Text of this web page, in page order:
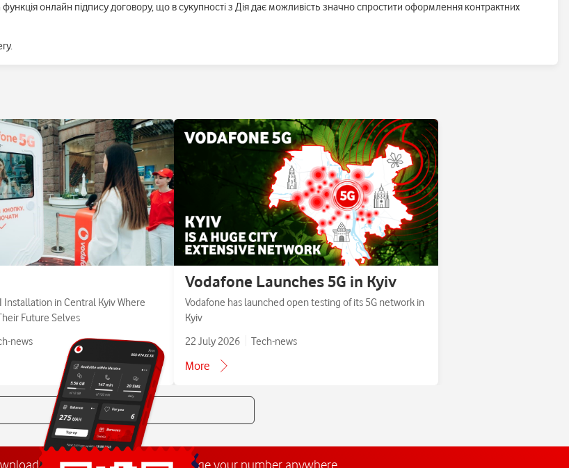
онлайн підпису договору, що в сукупності з Дія дає можливість значно спростити оформлення контрактних
Installation in Central Kyiv Where
Future Selves
news
Vodafone Launches 5G in Kyiv
Vodafone has launched open testing of its 5G network in
Kyiv
22 July 2026
Tech-news
More
All news
theMy Vodafone app. Manage your number anywhere